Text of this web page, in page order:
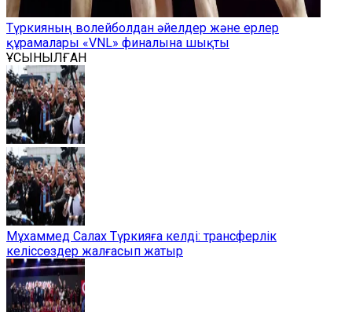
Түркияның волейболдан әйелдер және ерлер
құрамалары «VNL» финалына шықты
ҰСЫНЫЛҒАН
Мұхаммед Салах Түркияға келді: трансферлік
келіссөздер жалғасып жатыр